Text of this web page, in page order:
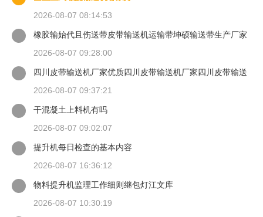
2026-08-07 08:14:53
橡胶输始代且伤送带皮带输送机运输带坤硕输送带生产厂家
2026-08-07 09:28:00
四川皮带输送机厂家优质四川皮带输送机厂家四川皮带输送
2026-08-07 09:37:21
干混凝土上料机有吗
2026-08-07 09:02:07
提升机每日检查的基本内容
2026-08-07 16:36:12
物料提升机监理工作细则继包灯江文库
2026-08-07 10:30:19